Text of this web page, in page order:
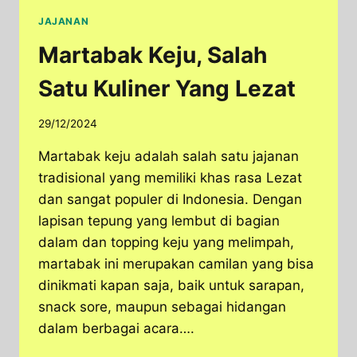
JAJANAN
Martabak Keju, Salah
Satu Kuliner Yang Lezat
29/12/2024
Martabak keju adalah salah satu jajanan
tradisional yang memiliki khas rasa Lezat
dan sangat populer di Indonesia. Dengan
lapisan tepung yang lembut di bagian
dalam dan topping keju yang melimpah,
martabak ini merupakan camilan yang bisa
dinikmati kapan saja, baik untuk sarapan,
snack sore, maupun sebagai hidangan
dalam berbagai acara….